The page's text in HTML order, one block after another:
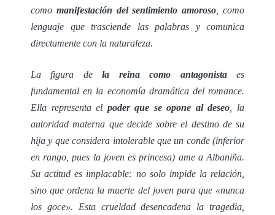
como manifestación del sentimiento amoroso , como
lenguaje que trasciende las palabras y comunica
directamente con la naturaleza.
La figura dela reina como antagonistaes
fundamental en la economía dramática del romance.
Ella representa el poder que se opone al deseo , la
autoridad materna que decide sobre el destino de su
hija y que considera intolerable que un conde (inferior
en rango, pues la joven es princesa) ame a Albaniña.
Su actitud es implacable: no solo impide la relación,
sino que ordena la muerte del joven para que «nunca
los goce». Esta crueldad desencadena la tragedia,